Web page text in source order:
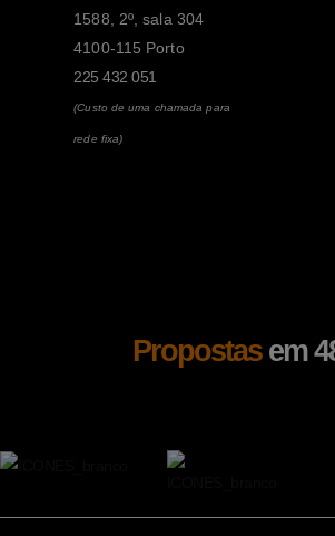
Propostasem
1588, 2º, sala 304
4100-115 Porto
225 432 051
(Custo de uma chamada para
rede fixa)